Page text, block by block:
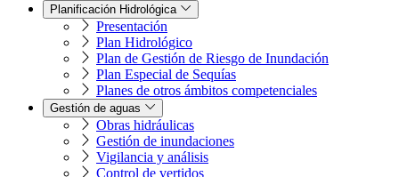
Planificación Hidrológica
Presentación
Plan Hidrológico
Plan de Gestión de Riesgo de Inundación
Plan Especial de Sequías
Planes de otros ámbitos competenciales
Gestión de aguas
Obras hidráulicas
Gestión de inundaciones
Vigilancia y análisis
Control de vertidos